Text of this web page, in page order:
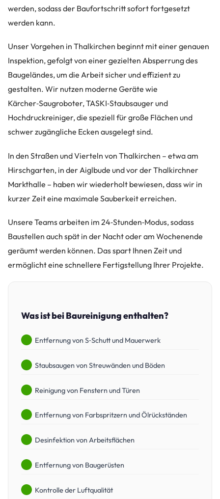
werden, sodass der Baufortschritt sofort fortgesetzt
werden kann.
Unser Vorgehen in Thalkirchen beginnt mit einer genauen
Inspektion, gefolgt von einer gezielten Absperrung des
Baugeländes, um die Arbeit sicher und effizient zu
gestalten. Wir nutzen moderne Geräte wie
Kärcher‑Saugroboter, TASKI‑Staubsauger und
Hochdruckreiniger, die speziell für große Flächen und
schwer zugängliche Ecken ausgelegt sind.
In den Straßen und Vierteln von Thalkirchen – etwa am
Hirschgarten, in der Aiglbude und vor der Thalkirchner
Markthalle – haben wir wiederholt bewiesen, dass wir in
kurzer Zeit eine maximale Sauberkeit erreichen.
Unsere Teams arbeiten im 24‑Stunden‑Modus, sodass
Baustellen auch spät in der Nacht oder am Wochenende
geräumt werden können. Das spart Ihnen Zeit und
ermöglicht eine schnellere Fertigstellung Ihrer Projekte.
Was ist bei Baureinigung enthalten?
Entfernung von S‑Schutt und Mauerwerk
Staubsaugen von Streuwänden und Böden
Reinigung von Fenstern und Türen
Entfernung von Farbspritzern und Ölrückständen
Desinfektion von Arbeitsflächen
Entfernung von Baugerüsten
Kontrolle der Luftqualität